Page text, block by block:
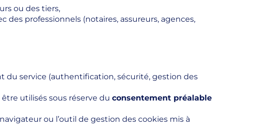
ou des tiers,
des professionnels (notaires, assureurs, agences,
du service (authentification, sécurité, gestion des
utilisés sous réserve du consentement préalable
ou l’outil de gestion des cookies mis à